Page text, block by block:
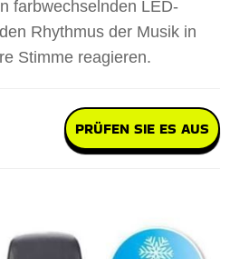
farbwechselnden LED-
Rhythmus der Musik in
Stimme reagieren.
PRÜFEN SIE ES AUS